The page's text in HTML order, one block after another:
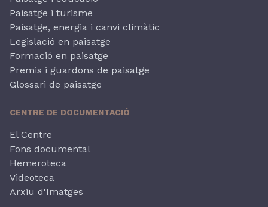
Paisatge i turisme
Paisatge, energia i canvi climàtic
Legislació en paisatge
Formació en paisatge
Premis i guardons de paisatge
Glossari de paisatge
CENTRE DE DOCUMENTACIÓ
El Centre
Fons documental
Hemeroteca
Videoteca
Arxiu d'Imatges